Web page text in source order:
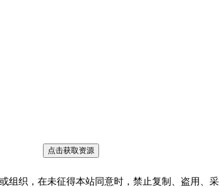
点击获取资源
织，在未征得本站同意时，禁止复制、盗用、